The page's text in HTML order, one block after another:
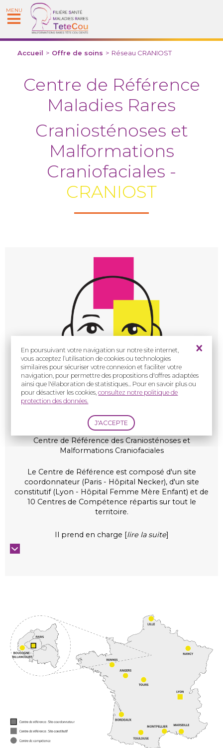
En poursuivant votre navigation sur notre site internet,
vous acceptez l’utilisation de cookies ou technologies
similaires pour sécuriser votre connexion et faciliter votre
navigation, pour permettre des propositions d'offres adaptées
ainsi que l'élaboration de statistiques... Pour en savoir plus ou
pour désactiver les cookies,consultez notre politique de
protection des données.
MENU
Accueil > Offre de soins > Réseau CRANIOST
Centre de Référence
Maladies Rares
Craniosténoses et
Malformations
Craniofaciales -
CRANIOST
CRANIOST
Centre de Référence des Craniosténoses et
Malformations Craniofaciales
Le Centre de Référence est composé d'un site
coordonnateur (Paris - Hôpital Necker), d'un site
constitutif (Lyon - Hôpital Femme Mère Enfant) et de
10 Centres de Compétence répartis sur tout le
territoire.
Il prend en charge [lire la suite]